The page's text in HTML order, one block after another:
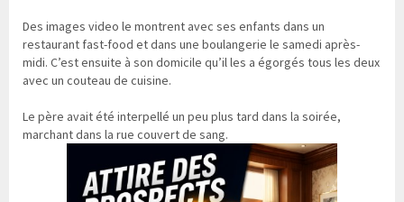
Des images video le montrent avec ses enfants dans un
restaurant fast-food et dans une boulangerie le samedi après-
midi. C’est ensuite à son domicile qu’il les a égorgés tous les deux
avec un couteau de cuisine.
Le père avait été interpellé un peu plus tard dans la soirée,
marchant dans la rue couvert de sang.